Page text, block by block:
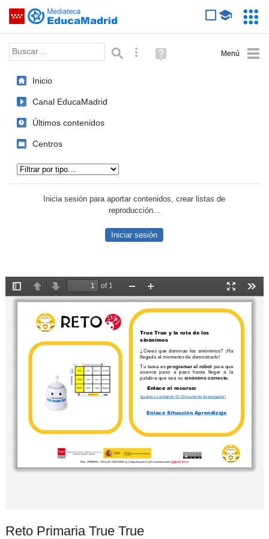
Saltar navegación
Palabra o frase: Búsqueda avanzada
Ayuda
(en
Inicio
Canal EducaMadrid
Últimos contenidos
Centros
Inicia sesión para aportar contenidos, crear listas de
reproducción...
Iniciar sesión
Reto Primaria True True